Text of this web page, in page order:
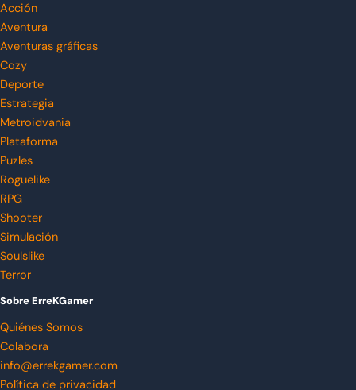
Acción
Aventura
Aventuras gráficas
Cozy
Deporte
Estrategia
Metroidvania
Plataforma
Puzles
Roguelike
RPG
Shooter
Simulación
Soulslike
Terror
Sobre ErreKGamer
Quiénes Somos
Colabora
info@errekgamer.com
Política de privacidad